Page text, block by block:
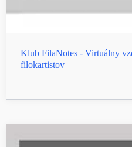
Klub FilaNotes - Virtuálny
filokartistov